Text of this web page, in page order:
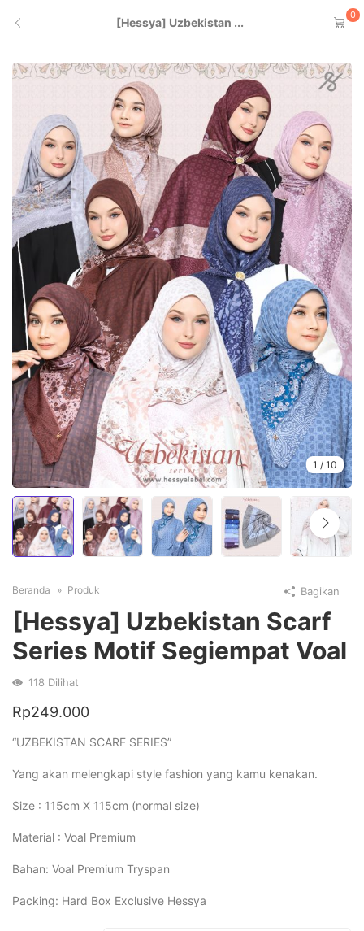
[Hessya] Uzbekistan ...
0
1 / 10
Beranda Produk
[Hessya] Uzbekistan Scarf
Series Motif Segiempat Voal
118 Dilihat
Rp249.000
“UZBEKISTAN SCARF SERIES”
Yang akan melengkapi style fashion yang kamu kenakan.
Size : 115cm X 115cm (normal size)
Material : Voal Premium
Bahan: Voal Premium Tryspan
Packing: Hard Box Exclusive Hessya
Bagikan